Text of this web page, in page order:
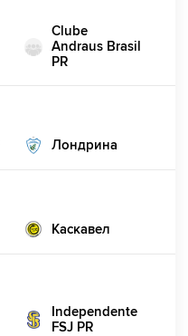
Clube
Andraus Brasil
PR
Лондрина
Каскавел
Independente
FSJ PR